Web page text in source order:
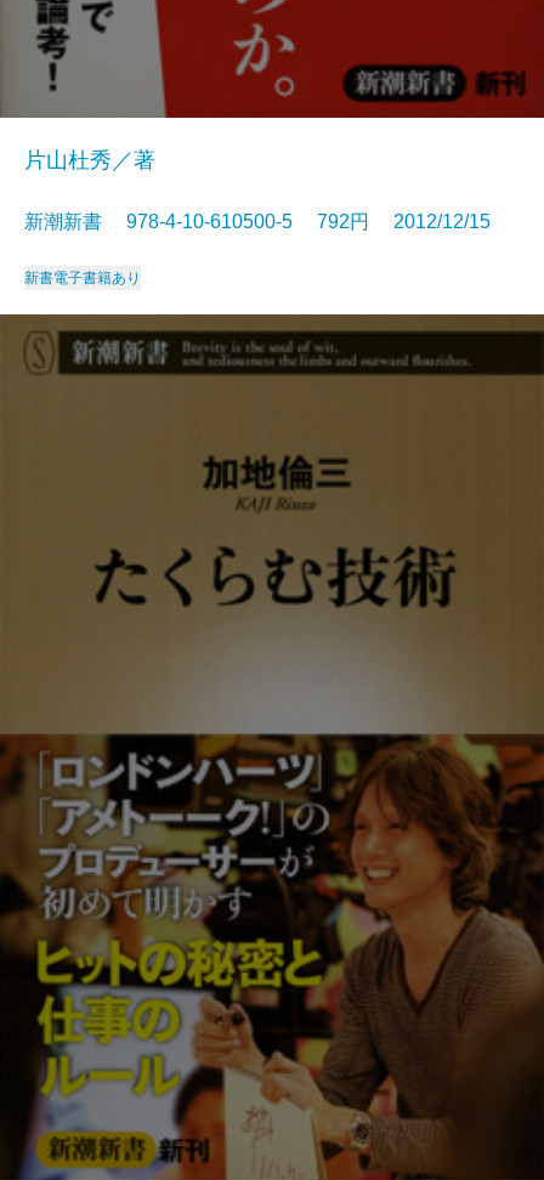
片山杜秀／著
新潮新書 978-4-10-610500-5 792円 2012/12/15
新書電子書籍あり